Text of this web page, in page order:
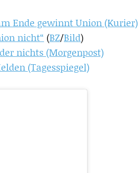
Ende gewinnt Union (Kurier)
nicht“ (BZ/Bild)
nichts (Morgenpost)
(Tagesspiegel)